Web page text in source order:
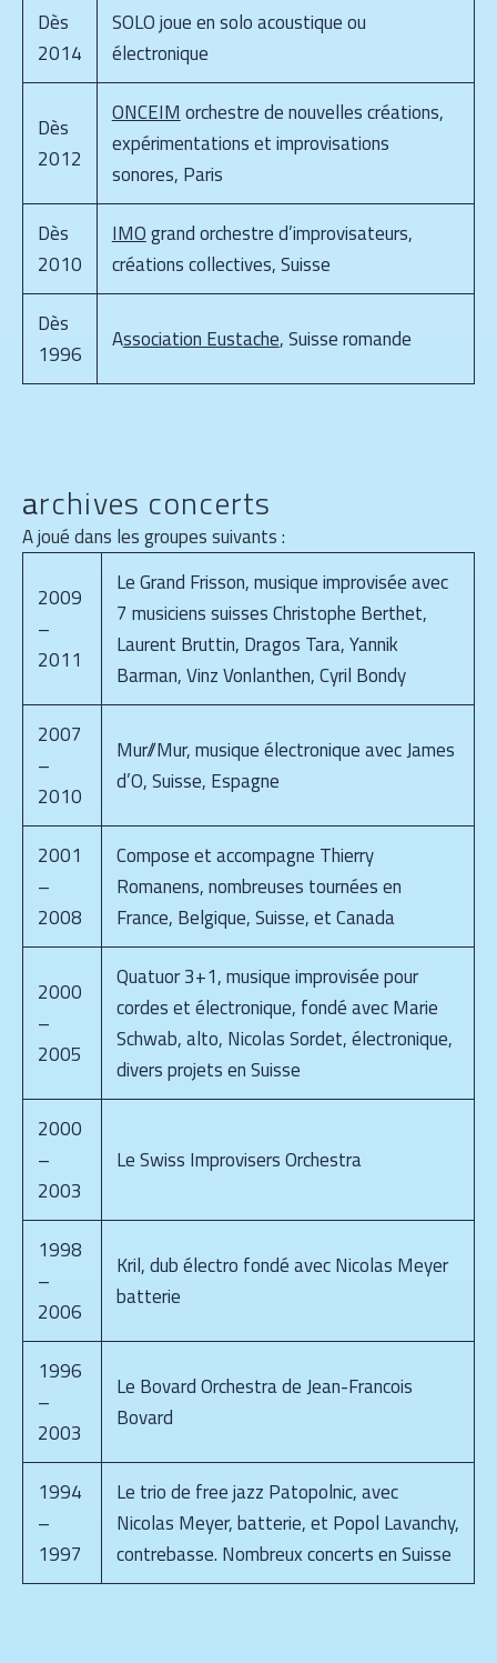
Dès
2014
SOLO joue en solo acoustique ou
électronique
Dès
2012
ONCEIM orchestre de nouvelles créations,
expérimentations et improvisations
sonores, Paris
Dès
2010
IMOgrand orchestre d’improvisateurs,
créations collectives, Suisse
Dès
1996
Association Eustache, Suisse romande
archives concerts
A joué dans les groupes suivants :
2009
–
2011
Le Grand Frisson, musique improvisée avec
7 musiciens suisses Christophe Berthet,
Laurent Bruttin, Dragos Tara, Yannik
Barman, Vinz Vonlanthen, Cyril Bondy
2007
–
2010
Mur//Mur, musique électronique avec James
d’O, Suisse, Espagne
2001
–
2008
Compose et accompagne Thierry
Romanens, nombreuses tournées en
France, Belgique, Suisse, et Canada
2000
–
2005
Quatuor 3+1, musique improvisée pour
cordes et électronique, fondé avec Marie
Schwab, alto, Nicolas Sordet, électronique,
divers projets en Suisse
2000
–
2003
Le Swiss Improvisers Orchestra
1998
–
2006
Kril, dub électro fondé avec Nicolas Meyer
batterie
1996
–
2003
Le Bovard Orchestra de Jean-Francois
Bovard
1994
–
1997
Le trio de free jazz Patopolnic, avec
Nicolas Meyer, batterie, et Popol Lavanchy,
contrebasse. Nombreux concerts en Suisse